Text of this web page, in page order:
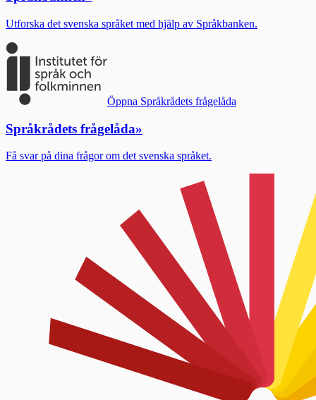
Utforska det svenska språket med hjälp av Språkbanken.
Öppna Språkrådets frågelåda
Språkrådets frågelåda»
Få svar på dina frågor om det svenska språket.